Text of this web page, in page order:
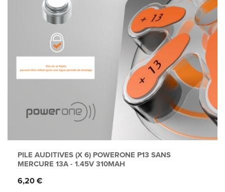
PILE AUDITIVES (X 6) POWERONE P13 SANS
MERCURE 13A - 1.45V 310MAH
Prix
6,20 €